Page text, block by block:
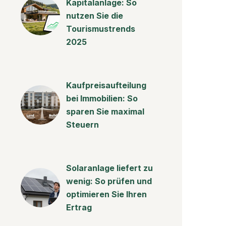
Kapitalanlage: So
nutzen Sie die
Tourismustrends
2025
Kaufpreisaufteilung
bei Immobilien: So
sparen Sie maximal
Steuern
Solaranlage liefert zu
wenig: So prüfen und
optimieren Sie Ihren
Ertrag